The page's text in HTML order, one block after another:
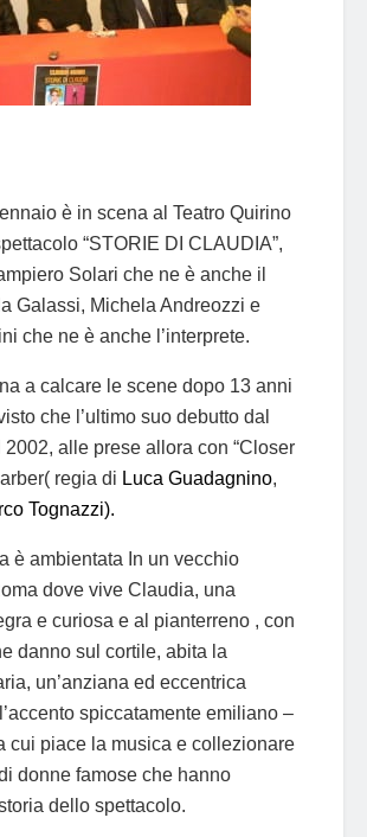
è in scena al Teatro Quirino
“STORIE DI CLAUDIA”,
Solari che ne è anche il
Galassi, Michela Andreozzi e
che ne è anche l’interprete.
a calcare le scene dopo 13 anni
che l’ultimo suo debutto dal
alle prese allora con “Closer
regia di Luca Guadagnino,
Tognazzi).
è ambientata In un vecchio
dove vive Claudia, una
e curiosa e al pianterreno , con
danno sul cortile, abita la
un’anziana ed eccentrica
spiccatamente emiliano –
cui piace la musica e collezionare
donne famose che hanno
dello spettacolo.